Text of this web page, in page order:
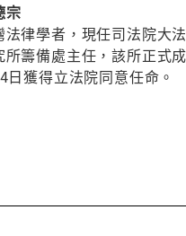
宗
法律學者，現任司法院大
所籌備處主任，該所正式
日獲得立法院同意任命。